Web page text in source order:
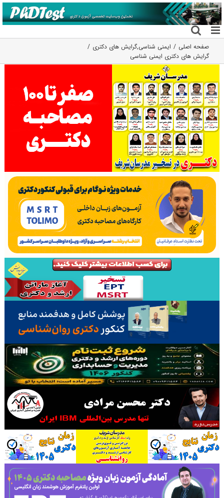
رفتن
به
محتوا
صفحه اصلی ایمنی شناسی,گرایش های دکتری
گرایش های دکتری ایمنی شناسی